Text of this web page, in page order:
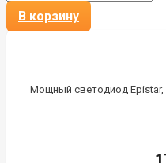
В корзину
Мощный светодиод Epistar,